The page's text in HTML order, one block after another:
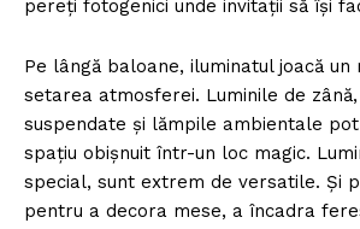
pereți fotogenici unde invitații să își
Pe lângă baloane, iluminatul joacă un
setarea atmosferei. Luminile de
suspendate și lămpile ambientale
spațiu obișnuit într-un loc magic.
special, sunt extrem de versatile. Și
pentru a decora mese, a încadra